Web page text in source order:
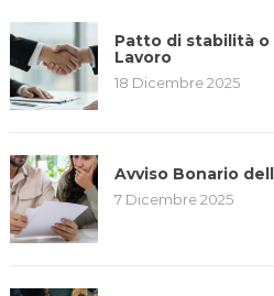
Patto di stabilità
Lavoro
18 Dicembre 2025
Avviso Bonario
7 Dicembre 2025